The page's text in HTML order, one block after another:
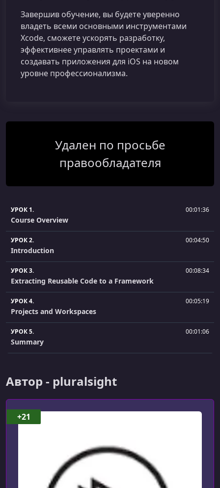
Завершив обучение, вы будете уверенно
владеть всеми основными инструментами
Xcode, сможете ускорять разработку,
эффективнее управлять проектами и
создавать приложения для iOS на новом
уровне профессионализма.
Удален по просьбе
правообладателя
УРОК 1. 00:01:36
Course Overview
УРОК 2. 00:04:50
Introduction
УРОК 3. 00:08:34
Extracting Reusable Code to a Framework
УРОК 4. 00:05:19
Projects and Workspaces
УРОК 5. 00:01:06
Summary
Products and Targets
УРОК 8.
Configuring Your Builds
Автор - pluralsight
+21